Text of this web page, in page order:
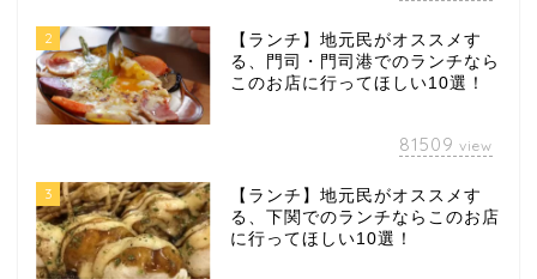
2
【ランチ】地元民がオススメす
る、門司・門司港でのランチなら
このお店に行ってほしい10選！
81509 view
3
【ランチ】地元民がオススメす
る、下関でのランチならこのお店
に行ってほしい10選！